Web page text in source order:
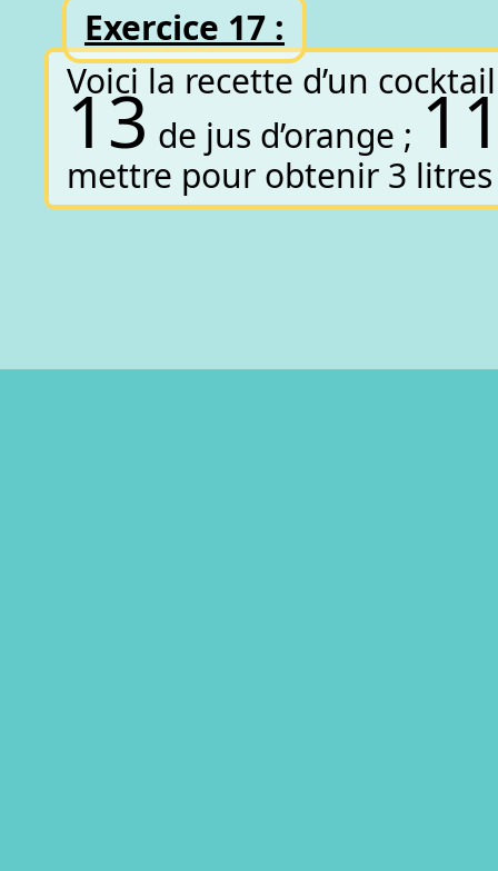
Exercice 17 :
Voici la recette d’un
13 de jus d’orange ; 1
mettre pour obtenir 3 litres